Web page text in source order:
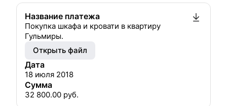
Название платежа
Покупка шкафа и кровати в квартиру
Гульмиры.
Открыть файл
Дата
18 июля 2018
Сумма
32 800.00 руб.